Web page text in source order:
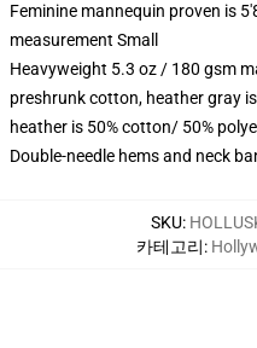
Feminine mannequin proven is
measurement Small
Heavyweight 5.3 oz / 180 gsm
preshrunk cotton, heather gray
heather is 50% cotton/ 50%
Double-needle hems and neck
SKU:
카테고리: